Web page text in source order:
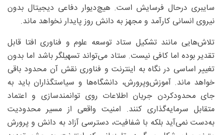
سایبری درحال فرسایش است. هیچ‌دیوار دفاعی دیجیتال بدون
نیروی انسانی کارآمد و مجهز به دانش روز پایدار نخواهد ماند.
تلاش‌هایی مانند تشکیل ستاد توسعه علوم و فناوری افتا قابل
تقدیر بوده اما کافی نیست. ستاد می‌تواند تسهیلگر باشد اما بدون
تغییر اساسی در نگاه به اینترنت و فناوری نقش آن محدود باقی
خواهد ماند. آموزش‌وپرورش، دانشگاه‌ها و سیاستگذاران باید به
جای محدودکردن جریان اطلاعات روی توانمندسازی و اعتماد
متقابل سرمایه‌گذاری کنند. امنیت واقعی از مسیر محدودیت
به‌دست نمی‌آید بلکه با شفافیت، دسترسی آزاد به دانش و پرورش